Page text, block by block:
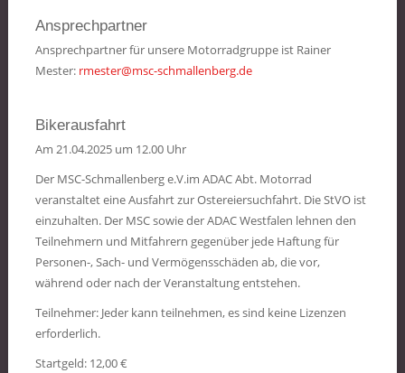
Ansprechpartner
Ansprechpartner für unsere Motorradgruppe ist Rainer
Mester: rmester@msc-schmallenberg.de
Bikerausfahrt
Am 21.04.2025 um 12.00 Uhr
Der MSC-Schmallenberg e.V.im ADAC Abt. Motorrad
veranstaltet eine Ausfahrt zur Ostereiersuchfahrt. Die StVO ist
einzuhalten. Der MSC sowie der ADAC Westfalen lehnen den
Teilnehmern und Mitfahrern gegenüber jede Haftung für
Personen-, Sach- und Vermögensschäden ab, die vor,
während oder nach der Veranstaltung entstehen.
Teilnehmer: Jeder kann teilnehmen, es sind keine Lizenzen
erforderlich.
Startgeld: 12,00 €